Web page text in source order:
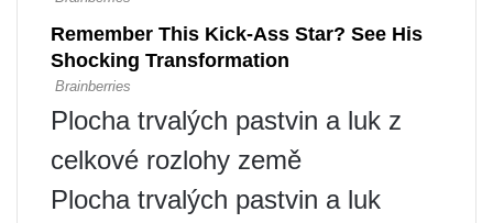
Plocha trvalých pastvin a luk z
celkové rozlohy země
Plocha trvalých pastvin a luk